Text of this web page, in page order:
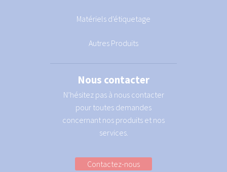
Matériels d'étiquetage
Autres Produits
Nous contacter
N’hésitez pas à nous contacter
pour toutes demandes
concernant nos produits et nos
services.
Contactez-nous